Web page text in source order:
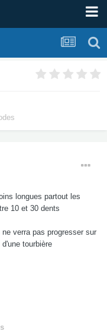
longues partout les
10 et 30 dents
verra pas progresser sur
tourbière